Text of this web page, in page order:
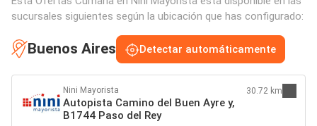
sucursales siguientes según la ubicación que has configurado:
Buenos Aires Detectar automáticamente
Nini Mayorista
Autopista Camino del Buen Ayre y,
B1744 Paso del Rey
30.72 km